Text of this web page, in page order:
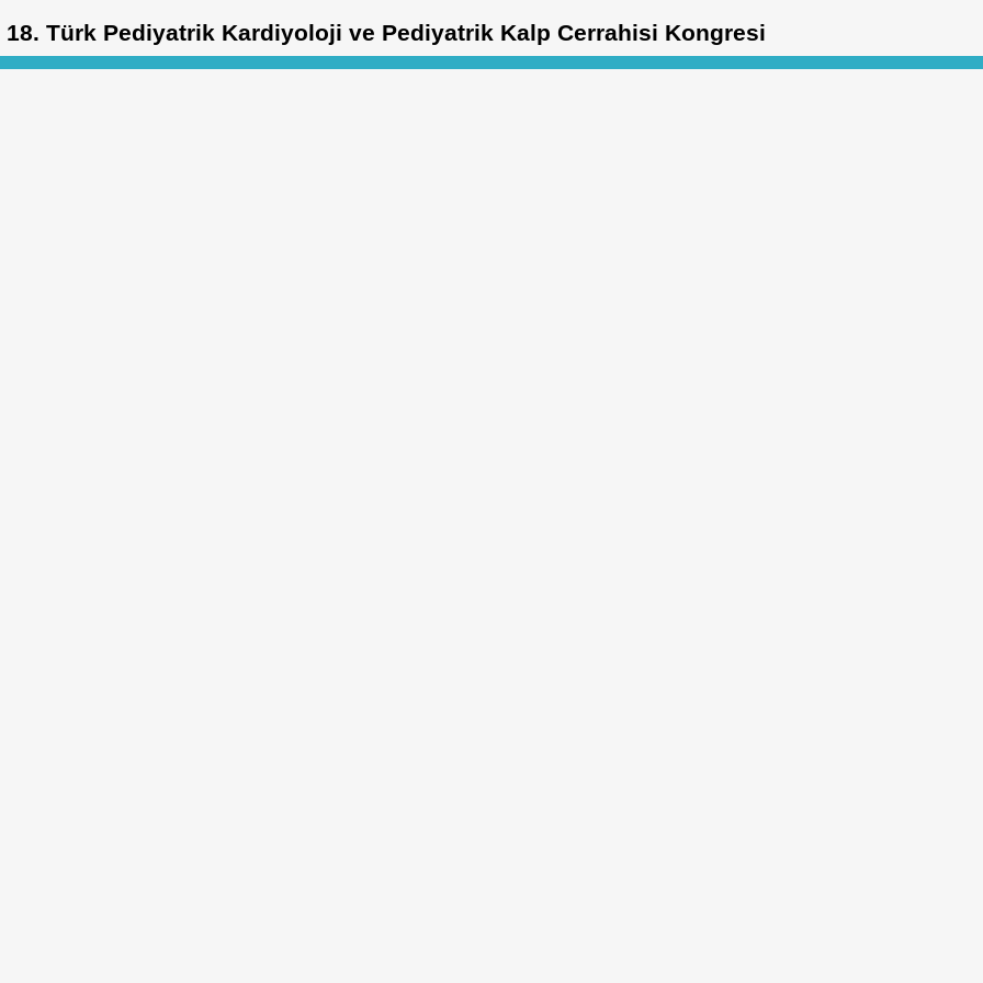
18. Türk Pediyatrik Kardiyoloji ve Pediyatrik Kalp Cerrahisi Kongresi